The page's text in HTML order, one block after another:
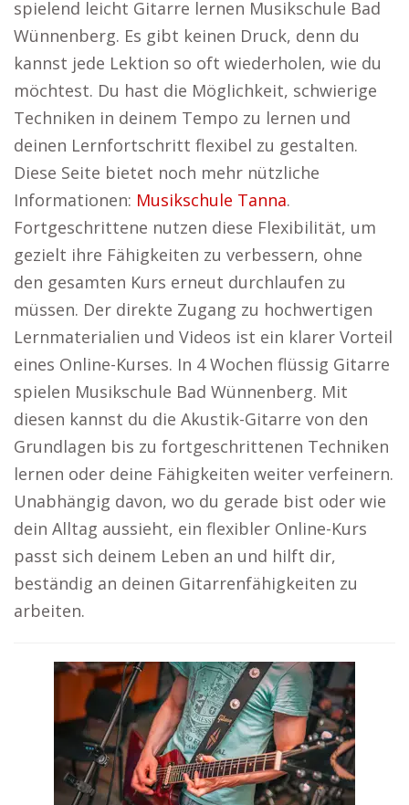
spielend leicht Gitarre lernen Musikschule Bad
Wünnenberg. Es gibt keinen Druck, denn du
kannst jede Lektion so oft wiederholen, wie du
möchtest. Du hast die Möglichkeit, schwierige
Techniken in deinem Tempo zu lernen und
deinen Lernfortschritt flexibel zu gestalten.
Diese Seite bietet noch mehr nützliche
Informationen: Musikschule Tanna.
Fortgeschrittene nutzen diese Flexibilität, um
gezielt ihre Fähigkeiten zu verbessern, ohne
den gesamten Kurs erneut durchlaufen zu
müssen. Der direkte Zugang zu hochwertigen
Lernmaterialien und Videos ist ein klarer Vorteil
eines Online-Kurses. In 4 Wochen flüssig Gitarre
spielen Musikschule Bad Wünnenberg. Mit
diesen kannst du die Akustik-Gitarre von den
Grundlagen bis zu fortgeschrittenen Techniken
lernen oder deine Fähigkeiten weiter verfeinern.
Unabhängig davon, wo du gerade bist oder wie
dein Alltag aussieht, ein flexibler Online-Kurs
passt sich deinem Leben an und hilft dir,
beständig an deinen Gitarrenfähigkeiten zu
arbeiten.